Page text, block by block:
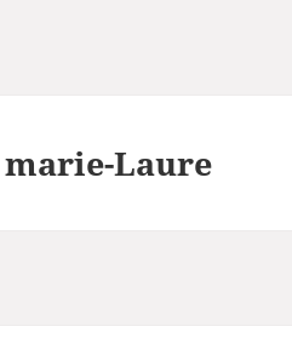
marie-Laure